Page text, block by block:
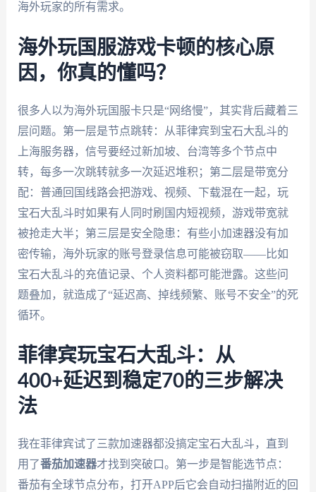
海外玩家的所有需求。
海外玩国服游戏卡顿的核心原
因，你真的懂吗？
很多人以为海外玩国服卡只是“网络慢”，其实背后藏着三
层问题。第一层是节点跳转：从菲律宾到宝石大乱斗的
上海服务器，信号要经过新加坡、台湾等多个节点中
转，每多一次跳转就多一次延迟堆积；第二层是带宽分
配：普通回国线路会把游戏、视频、下载混在一起，玩
宝石大乱斗时如果有人同时刷国内短视频，游戏带宽就
被抢走大半；第三层是安全隐患：有些小加速器没有加
密传输，海外玩家的账号登录信息可能被窃取——比如
宝石大乱斗的充值记录、个人资料都可能泄露。这些问
题叠加，就造成了“延迟高、掉线频繁、账号不安全”的死
循环。
菲律宾玩宝石大乱斗：从
400+延迟到稳定70的三步解决
法
我在菲律宾试了三款加速器都没搞定宝石大乱斗，直到
用了番茄加速器才找到突破口。第一步是智能选节点：
番茄有全球节点分布，打开APP后它会自动扫描附近的回